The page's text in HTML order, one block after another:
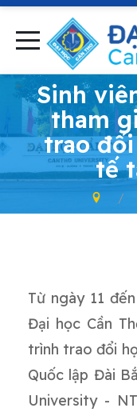
-
Sinh
tham
trao
tế
Từ ngày 11
Đại học Cần
trình trao đổi
Quốc lập Đài
University -